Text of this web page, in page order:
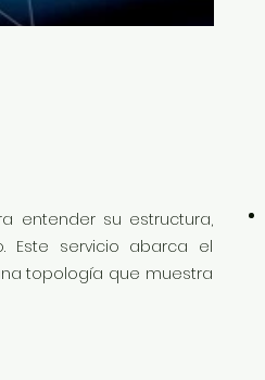
entender su estructura,
Este servicio abarca el
topología que muestra